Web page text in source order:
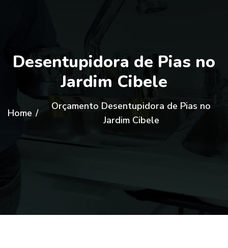
Desentupidora de Pias no
Jardim Cibele
Home /
Orçamento Desentupidora de Pias no
Jardim Cibele